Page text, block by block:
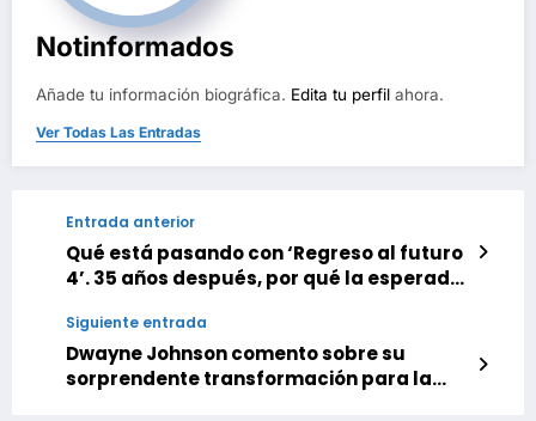
Notinformados
Añade tu información biográfica. Edita tu perfil ahora.
Ver Todas Las Entradas
Entrada anterior
Qué está pasando con ‘Regreso al futuro
4’. 35 años después, por qué la esperada
hacerse
Siguiente entrada
Dwayne Johnson comento sobre su
sorprendente transformación para la